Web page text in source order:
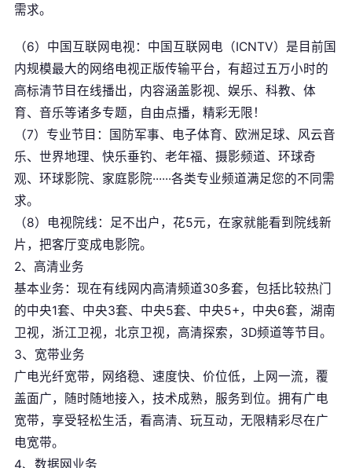
需求。
（6）中国互联网电视：中国互联网电（ICNTV）是目前国
内规模最大的网络电视正版传输平台，有超过五万小时的
高标清节目在线播出，内容涵盖影视、娱乐、科教、体
育、音乐等诸多专题，自由点播，精彩无限！
（7）专业节目：国防军事、电子体育、欧洲足球、风云音
乐、世界地理、快乐垂钓、老年福、摄影频道、环球奇
观、环球影院、家庭影院······各类专业频道满足您的不同需
求。
（8）电视院线：足不出户，花5元，在家就能看到院线新
片，把客厅变成电影院。
2、高清业务
基本业务：现在有线网内高清频道30多套，包括比较热门
的中央1套、中央3套、中央5套、中央5+，中央6套，湖南
卫视，浙江卫视，北京卫视，高清探索，3D频道等节目。
3、宽带业务
广电光纤宽带，网络稳、速度快、价位低，上网一流，覆
盖面广，随时随地接入，技术成熟，服务到位。拥有广电
宽带，享受轻松生活，看高清、玩互动，无限精彩尽在广
电宽带。
4、数据网业务
公司名称 *